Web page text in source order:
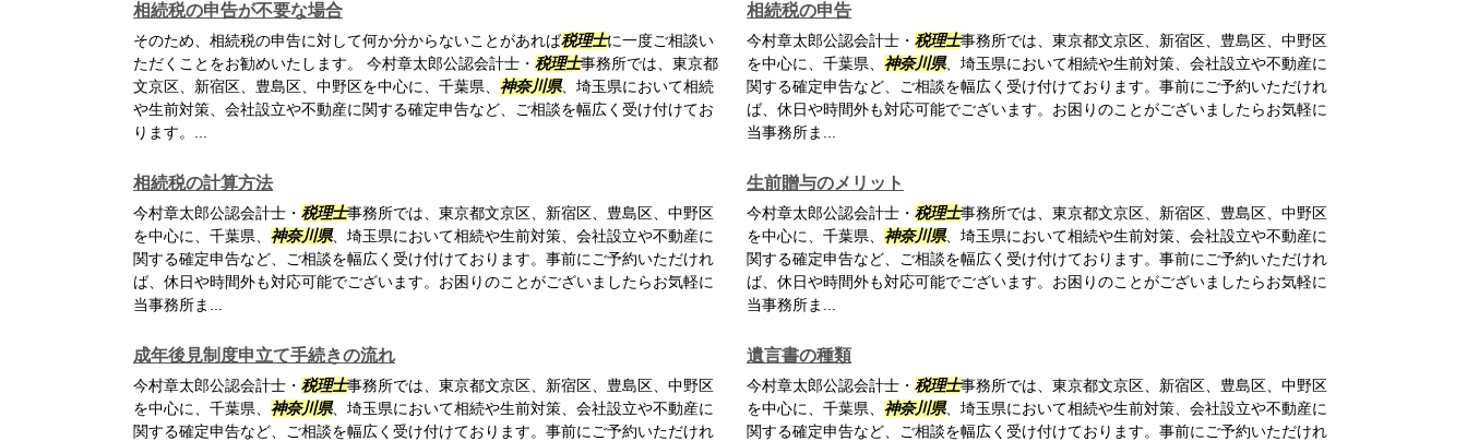
相続税の申告が不要な場合
そのため、相続税の申告に対して何か分からないことがあれば税理士に一度ご相談い
ただくことをお勧めいたします。 今村章太郎公認会計士・ 税理士事務所では、東京都
文京区、新宿区、豊島区、中野区を中心に、千葉県、 神奈川県、埼玉県において相続
や生前対策、会社設立や不動産に関する確定申告など、ご相談を幅広く受け付けてお
ります。...
相続税の申告
今村章太郎公認会計士・ 税理士事務所では、東京都文京区、新宿区、豊島区、中野区
を中心に、千葉県、 神奈川県、埼玉県において相続や生前対策、会社設立や不動産に
関する確定申告など、ご相談を幅広く受け付けております。事前にご予約いただけれ
ば、休日や時間外も対応可能でございます。お困りのことがございましたらお気軽に
当事務所ま...
相続税の計算方法
今村章太郎公認会計士・ 税理士事務所では、東京都文京区、新宿区、豊島区、中野区
を中心に、千葉県、 神奈川県、埼玉県において相続や生前対策、会社設立や不動産に
関する確定申告など、ご相談を幅広く受け付けております。事前にご予約いただけれ
ば、休日や時間外も対応可能でございます。お困りのことがございましたらお気軽に
当事務所ま...
生前贈与のメリット
今村章太郎公認会計士・ 税理士事務所では、東京都文京区、新宿区、豊島区、中野区
を中心に、千葉県、 神奈川県、埼玉県において相続や生前対策、会社設立や不動産に
関する確定申告など、ご相談を幅広く受け付けております。事前にご予約いただけれ
ば、休日や時間外も対応可能でございます。お困りのことがございましたらお気軽に
当事務所ま...
成年後見制度申立て手続きの流れ
今村章太郎公認会計士・ 税理士事務所では、東京都文京区、新宿区、豊島区、中野区
を中心に、千葉県、 神奈川県、埼玉県において相続や生前対策、会社設立や不動産に
関する確定申告など、ご相談を幅広く受け付けております。事前にご予約いただけれ
遺言書の種類
今村章太郎公認会計士・ 税理士事務所では、東京都文京区、新宿区、豊島区、中野区
を中心に、千葉県、 神奈川県、埼玉県において相続や生前対策、会社設立や不動産に
関する確定申告など、ご相談を幅広く受け付けております。事前にご予約いただけれ